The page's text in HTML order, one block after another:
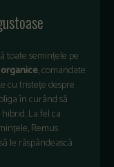
toate semințele pe
, comandate
cu tristețe despre
în curând să
La fel ca
Remus
le răspândească